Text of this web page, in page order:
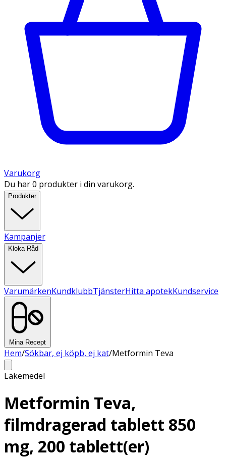
Varukorg
Du har 0 produkter i din varukorg.
Produkter
Kampanjer
Kloka Råd
VarumärkenKundklubbTjänsterHitta apotekKundservice
Mina Recept
Hem/Sökbar, ej köpb, ej kat/Metformin Teva
Läkemedel
Metformin Teva,
filmdragerad tablett 850
mg, 200 tablett(er)